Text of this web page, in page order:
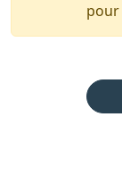
pour